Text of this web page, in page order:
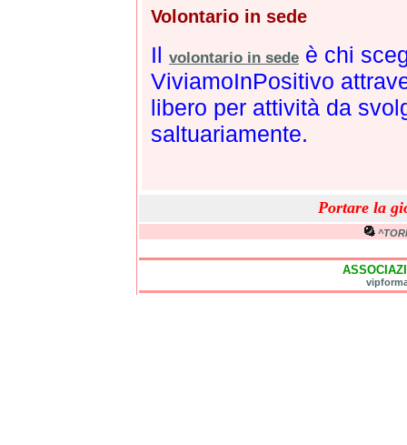
Volontario in sede
Il volontario in sede è chi
ViviamoInPositivo
libero per attività da
saltuariamente.
Portare la